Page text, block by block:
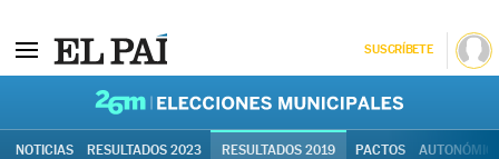
SUSCRÍBETE
NOTICIAS RESULTADOS 2023 RESULTADOS 2019 PACTOS